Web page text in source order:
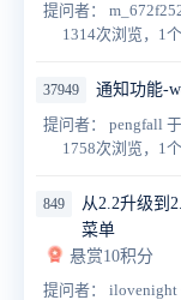
提问者：
1314次浏览，1
37949 通知功能-
提问者： pengfall
1758次浏览，1
849
从2.2升级到
菜单
悬赏10积分
提问者： ilovenight